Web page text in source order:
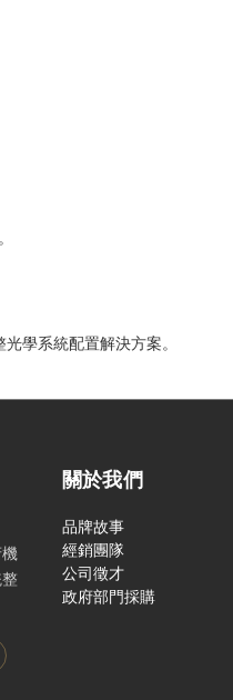
學系統配置解決方案。
關於我們
品牌故事
經銷團隊
公司徵才
政府部門採購